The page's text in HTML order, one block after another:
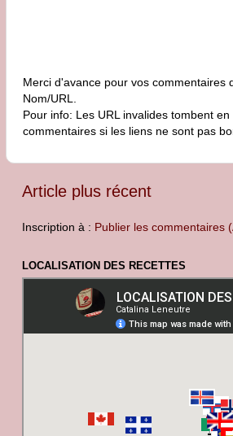
Merci d'avance pour vos commentaires
Nom/URL.
Pour info: Les URL invalides tombent
commentaires si les liens ne sont pas
Article plus récent
Inscription à : Publier les commentaires
LOCALISATION DES RECETTES